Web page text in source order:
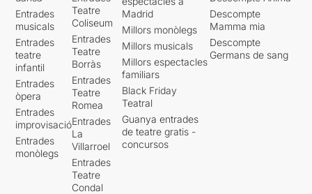
Entrades
musicals
Entrades
teatre
infantil
Entrades
òpera
Entrades
improvisació
Entrades
monòlegs
Teatre
Coliseum
Entrades
Teatre
Borràs
Entrades
Teatre
Romea
Entrades
La
Villarroel
Entrades
Teatre
Condal
Madrid
Millors monòlegs
Millors musicals
Millors espectacles
familiars
Black Friday
Teatral
Guanya entrades
de teatre gratis -
concursos
Descompte
Mamma mia
Descompte
Germans de sang